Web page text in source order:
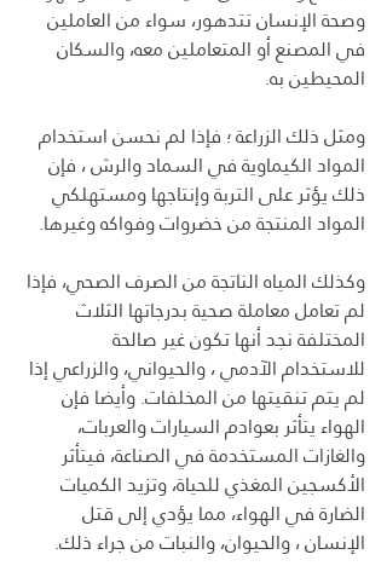
وصحة الإنسان تتدهور، سواء من العاملين
في المصنع أو المتعاملين معه، والسكان
المحيطين به.
ومثل ذلك الزراعة ؛ فإذا لم نحسن استخدام
المواد الكيماوية في السماد والرش ، فإن
ذلك يؤثر على التربة وإنتاجها ومستهلكي
المواد المنتجة من خضروات وفواكه وغيرها.
وكذلك المياه الناتجة من الصرف الصحي، فإذا
لم تعامل معاملة صحية بدرجاتها الثلاث
المختلفة نجد أنها تكون غير صالحة
للاستخدام الآدمي ، والحيواني، والزراعي إذا
لم يتم تنقيتها من المخلفات. وأيضا فإن
الهواء يتأثر بعوادم السيارات والعربات،
والغازات المستخدمة في الصناعة، فيتأثر
الأكسجين المغذي للحياة، وتزيد الكميات
الضارة في الهواء، مما يؤدي إلى قتل
الإنسان ، والحيوان، والنبات من جراء ذلك.